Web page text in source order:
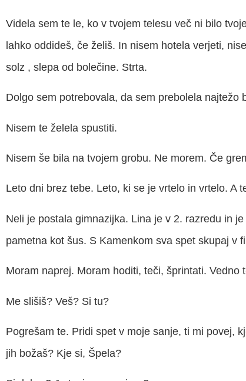
Videla sem te le, ko v tvojem telesu več ni bilo
lahko oddideš, če želiš. In nisem hotela verjeti,
solz , slepa od bolečine. Strta.
Dolgo sem potrebovala, da sem prebolela najtežo
Nisem te želela spustiti.
Nisem še bila na tvojem grobu. Ne morem. Če
Leto dni brez tebe. Leto, ki se je vrtelo in vrtelo. A
Neli je postala gimnazijka. Lina je v 2. razredu in
pametna kot šus. S Kamenkom sva spet skupaj v
Moram naprej. Moram hoditi, teči, šprintati.
Me slišiš? Veš? Si tu?
Pogrešam te. Pridi spet v moje sanje, ti mi povej,
jih božaš? Kje si, Špela?